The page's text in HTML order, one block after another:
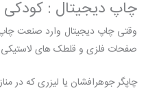
چاپ دیجیتال : کودکی
وقتی چاپ دیجیتال وارد صنعت
صفحات فلزی و قلطک های لاستیکی
چاپگر جوهرافشان یا لیزری که در